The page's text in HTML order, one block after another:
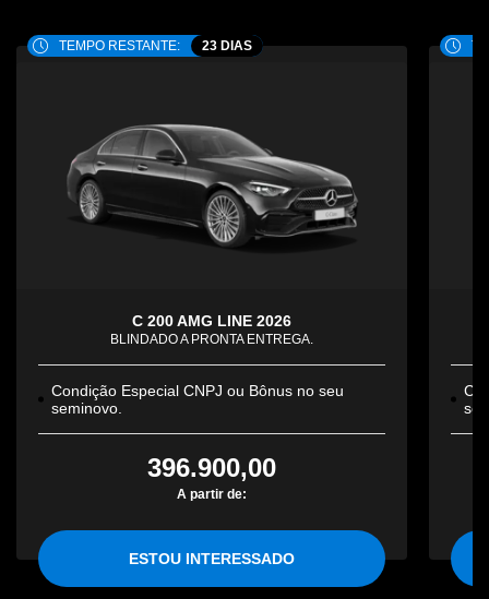
TEMPO RESTANTE: 23 DIAS
C 200 AMG LINE 2026
BLINDADO A PRONTA ENTREGA.
Condição Especial CNPJ ou Bônus no seu
seminovo.
396.900,00
A partir de:
ESTOU INTERESSADO